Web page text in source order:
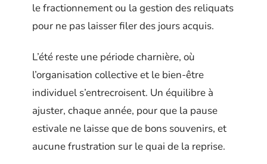
le fractionnement ou la gestion des reliquats
pour ne pas laisser filer des jours acquis.
L’été reste une période charnière, où
l’organisation collective et le bien-être
individuel s’entrecroisent. Un équilibre à
ajuster, chaque année, pour que la pause
estivale ne laisse que de bons souvenirs, et
aucune frustration sur le quai de la reprise.